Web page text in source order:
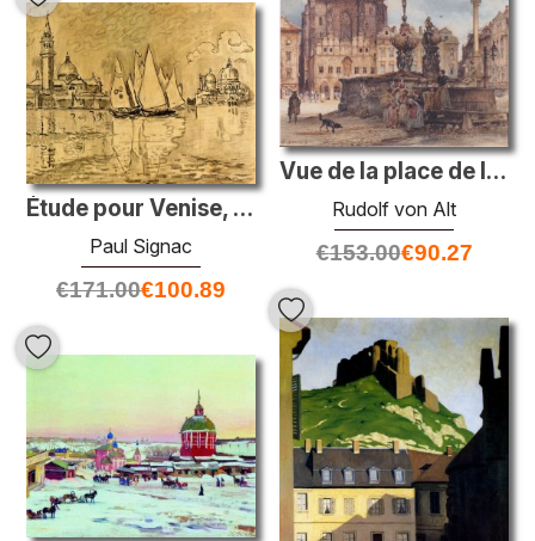
Vue de la place de la vieille ville avec l'église de Prague, ils
Rudolf von Alt
€153.00€90.27
Étude pour Venise, matin
Paul Signac
€171.00€100.89